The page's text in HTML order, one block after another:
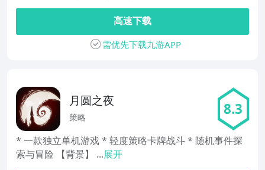
高速下载
需优先下载九游APP
月圆之夜
策略 8.3
* 一款独立单机游戏 * 轻度策略卡牌战斗 * 随机事件探
索与冒险 【背景】 ...展开